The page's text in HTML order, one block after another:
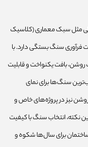
مثل سبک معماری (کلاسیک
فرآوری سنگ بستگی دارد. با
با رنگ روشن، بافت یکنواخت و قابلیت
سنگ‌ها برای نمای
نیز در پروژه‌های خاص و
نکته، انتخاب سنگ با کیفیت
برای سال‌ها شکوه و